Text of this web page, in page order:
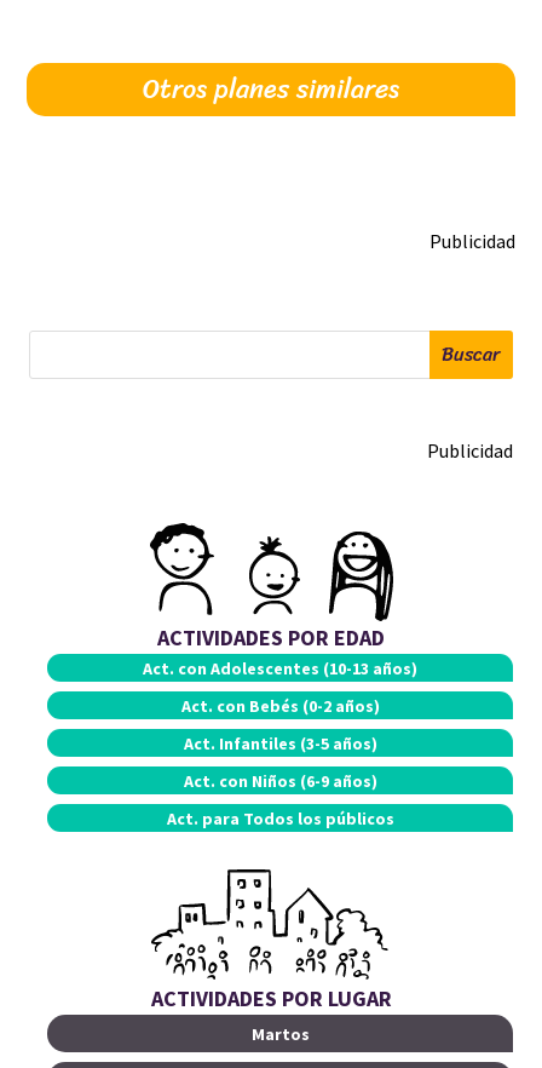
Otros planes similares
Publicidad
Buscar
Publicidad
ACTIVIDADES POR EDAD
Act. con Adolescentes (10-13 años)
Act. con Bebés (0-2 años)
Act. Infantiles (3-5 años)
Act. con Niños (6-9 años)
Act. para Todos los públicos
ACTIVIDADES POR LUGAR
Martos